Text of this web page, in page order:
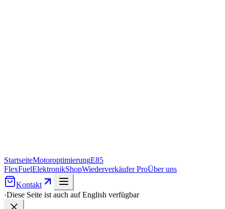
StartseiteMotoroptimierungE85
FlexFuelElektronikShopWiederverkäufer ProÜber uns
Kontakt
·Diese Seite ist auch auf English verfügbar